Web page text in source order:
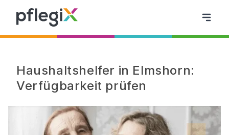
Haushaltshelfer in Elmshorn:
Verfügbarkeit prüfen